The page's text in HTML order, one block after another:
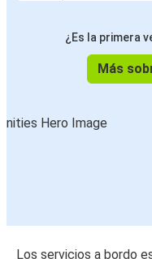
¿Es la primera
Más
Los servicios a bordo